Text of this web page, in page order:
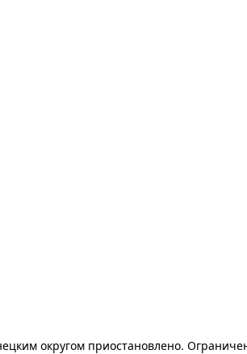
округом приостановлено.